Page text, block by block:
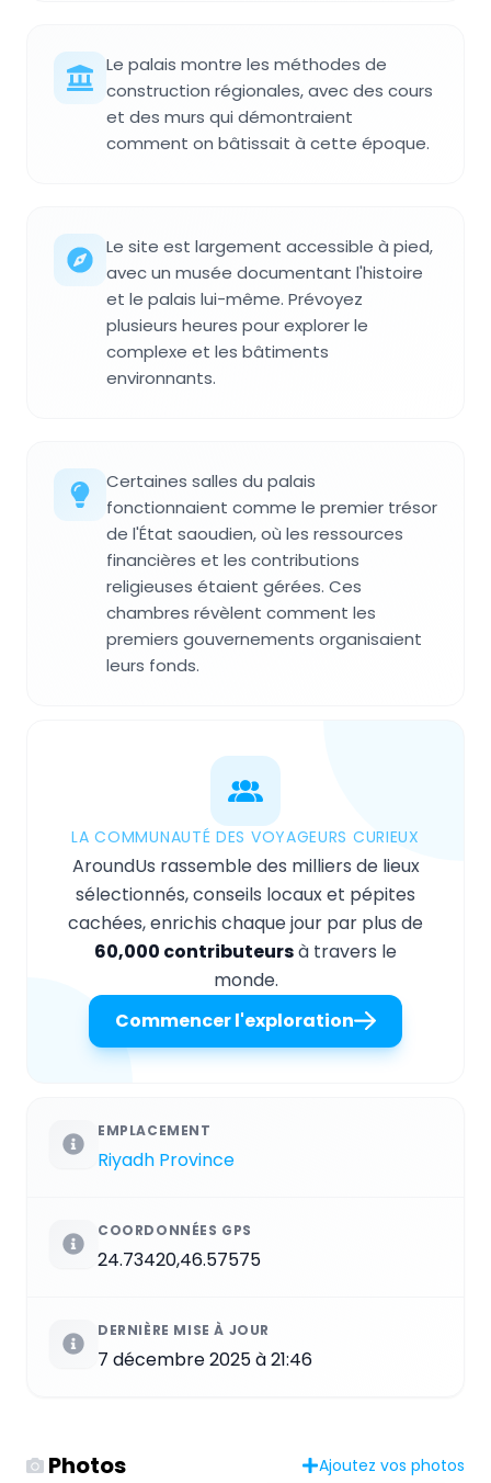
Le palais montre les méthodes de
construction régionales, avec des cours
et des murs qui démontraient
comment on bâtissait à cette époque.
Le site est largement accessible à pied,
avec un musée documentant l'histoire
et le palais lui-même. Prévoyez
plusieurs heures pour explorer le
complexe et les bâtiments
environnants.
Certaines salles du palais
fonctionnaient comme le premier trésor
de l'État saoudien, où les ressources
financières et les contributions
religieuses étaient gérées. Ces
chambres révèlent comment les
premiers gouvernements organisaient
leurs fonds.
LA COMMUNAUTÉ DES VOYAGEURS CURIEUX
AroundUs rassemble des milliers de lieux
sélectionnés, conseils locaux et pépites
cachées, enrichis chaque jour par plus de
60,000 contributeursà travers le
monde.
Commencer l'exploration
EMPLACEMENT
Riyadh Province
COORDONNÉES GPS
24.73420,46.57575
DERNIÈRE MISE À JOUR
7 décembre 2025 à 21:46
Photos Ajoutez vos photos